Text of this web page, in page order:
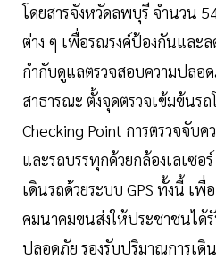
โดยสารจังหวัดลพบุรี จำนวน
ต่าง ๆ เพื่อรณรงค์ป้องกันและ
กำกับดูแลตรวจสอบความปลอด
สาธารณะ ตั้งจุดตรวจเข้มข้นร
Checking Point การตรวจจับค
และรถบรรทุกด้วยกล้องเลเซอ
เดินรถด้วยระบบ GPS ทั้งนี้ เ
คมนาคมขนส่งให้ประชาชนได้รั
ปลอดภัย รองรับปริมาณการเดิ